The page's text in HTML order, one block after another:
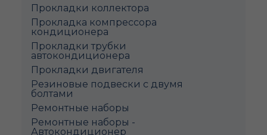
Прокладки коллектора
Прокладка компрессора
кондиционера
Прокладки трубки
автокондиционера
Прокладки двигателя
Резиновые подвески с двумя
болтами
Ремонтные наборы
Ремонтные наборы -
Автокондиционер